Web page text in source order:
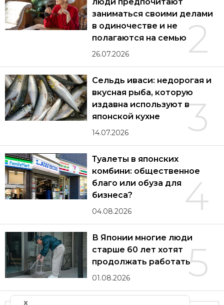
2
заниматься своими делами
в одиночестве и не
полагаются на семью
26.07.2026
3
Сельдь иваси: недорогая и
вкусная рыба, которую
издавна используют в
японской кухне
14.07.2026
4
Туалеты в японских
комбини: общественное
благо или обуза для
бизнеса?
04.08.2026
5
В Японии многие люди
старше 60 лет хотят
продолжать работать
01.08.2026